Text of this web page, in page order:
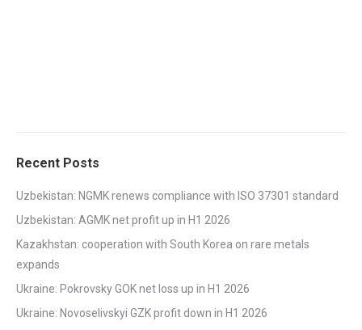
Recent Posts
Uzbekistan: NGMK renews compliance with ISO 37301 standard
Uzbekistan: AGMK net profit up in H1 2026
Kazakhstan: cooperation with South Korea on rare metals
expands
Ukraine: Pokrovsky GOK net loss up in H1 2026
Ukraine: Novoselivskyi GZK profit down in H1 2026